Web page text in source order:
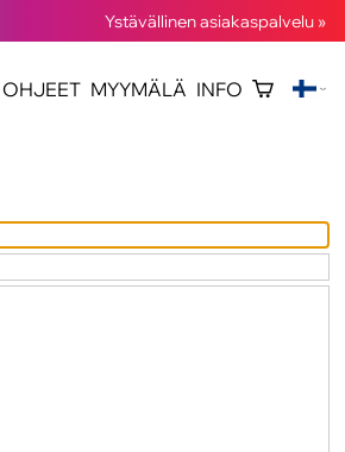
Ystävällinen asiakaspalvelu »
OHJEET MYYMÄLÄ INFO